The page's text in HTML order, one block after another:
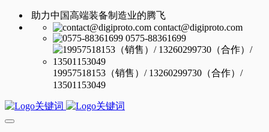
助力中国高端装备制造业的腾飞
contact@digiproto.com
0575-88361699
19957518153（销售）/ 13260299730（合作）/
13501153049